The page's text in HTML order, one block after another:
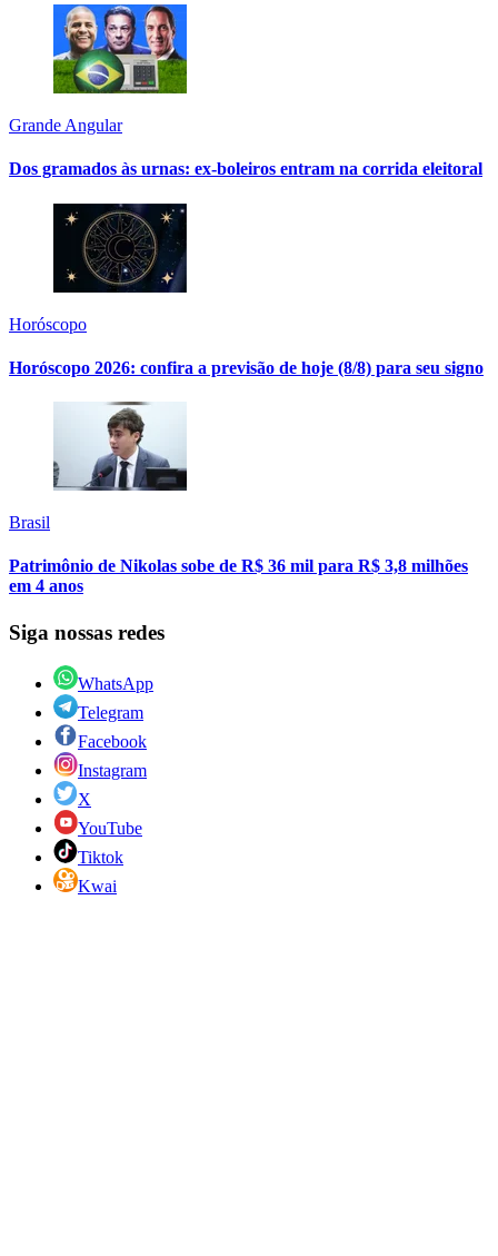
Grande Angular
Dos gramados às urnas: ex-boleiros entram na corrida eleitoral
Horóscopo
Horóscopo 2026: confira a previsão de hoje (8/8) para seu signo
Brasil
Patrimônio de Nikolas sobe de R$ 36 mil para R$ 3,8 milhões
em 4 anos
Siga nossas redes
WhatsApp
Telegram
Facebook
Instagram
X
YouTube
Tiktok
Kwai